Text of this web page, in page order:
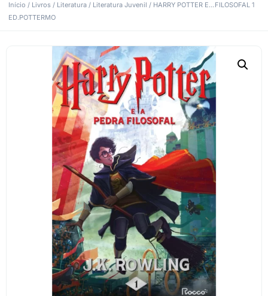
Início / Livros / Literatura / Literatura Juvenil / HARRY POTTER E…FILOSOFAL 1
ED.POTTERMO